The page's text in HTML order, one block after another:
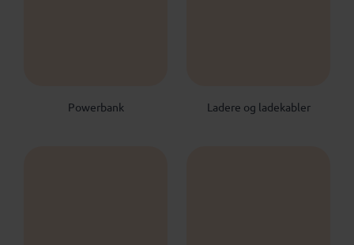
Powerbank Ladere og ladekabler